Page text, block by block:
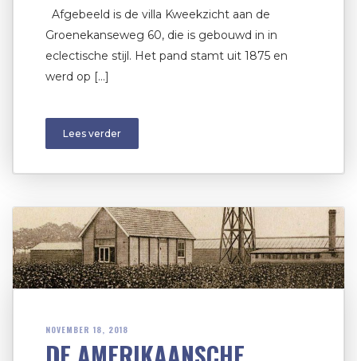
Afgebeeld is de villa Kweekzicht aan de
Groenekanseweg 60, die is gebouwd in in
eclectische stijl. Het pand stamt uit 1875 en
werd op […]
Lees verder
NOVEMBER 18, 2018